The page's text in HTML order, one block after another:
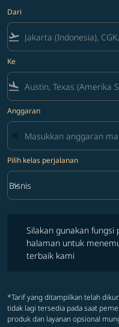
Dari
flight_takeoff
Ke
flight_land
Anggaran
Pilih kelas perjalanan
Pilih kelas perjalanan option
Bisnis
keyboard_arrow_down
Silakan gunakan
halaman untuk
terbaik kami
*Tarif yang ditampilkan telah
tidak lagi tersedia pada saat
produk dan layanan opsional